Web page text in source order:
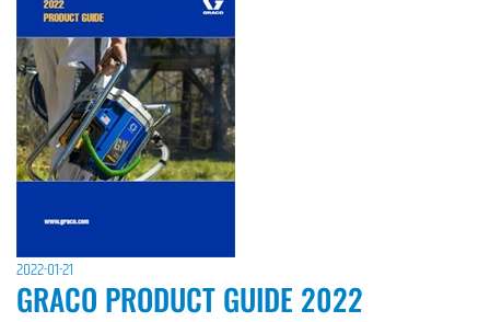
2022-01-21
GRACO PRODUCT GUIDE 2022